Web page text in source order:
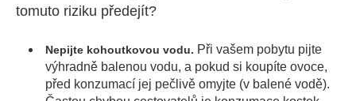
tomuto riziku předejít?
Nepijte kohoutkovou vodu. Při vašem pobytu pijte
výhradně balenou vodu, a pokud si koupíte ovoce,
před konzumací jej pečlivě omyjte (v balené vodě).